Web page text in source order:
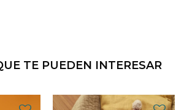
TE PUEDEN INTERESAR